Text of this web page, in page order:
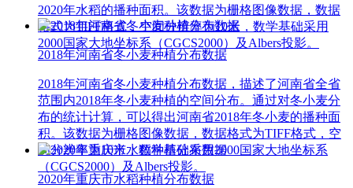
2020年水稻的播种面积。该数据为栅格图像数据，数据
格式为TIFF格式，空间分辨率为10米，数学基础采用
2000国家大地坐标系（CGCS2000）及Albers投影。
2018年河南省冬小麦种植分布数据
2018年河南省冬小麦种植分布数据，描述了河南省全省
范围内2018年冬小麦种植的空间分布。通过对冬小麦分
布的统计计算，可以得出河南省2018年冬小麦的播种面
积。该数据为栅格图像数据，数据格式为TIFF格式，空
间分辨率为10米，数学基础采用2000国家大地坐标系
（CGCS2000）及Albers投影。
2020年重庆市水稻种植分布数据